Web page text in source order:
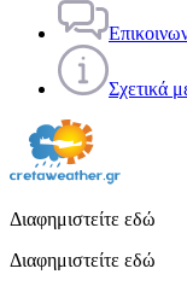
Σχετικά
Διαφημιστείτε εδώ
Διαφημιστείτε εδώ